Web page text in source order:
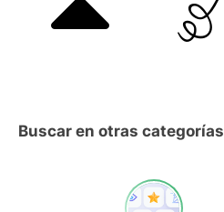
Buscar en otras categorías